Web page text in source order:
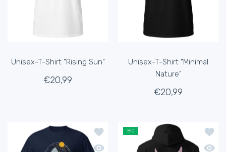
Unisex-T-Shirt "Rising Sun"
€20,99
Unisex-T-Shirt "Minimal
Nature"
€20,99
Zur Wunschliste hinzufügen Unisex-
Schnellansicht Unisex-T-Shirt
BIO
Zur